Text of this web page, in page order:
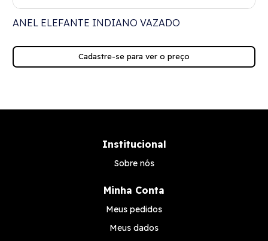
ANEL ELEFANTE INDIANO VAZADO
Cadastre-se para ver o preço
Institucional
Sobre nós
Minha Conta
Meus pedidos
Meus dados